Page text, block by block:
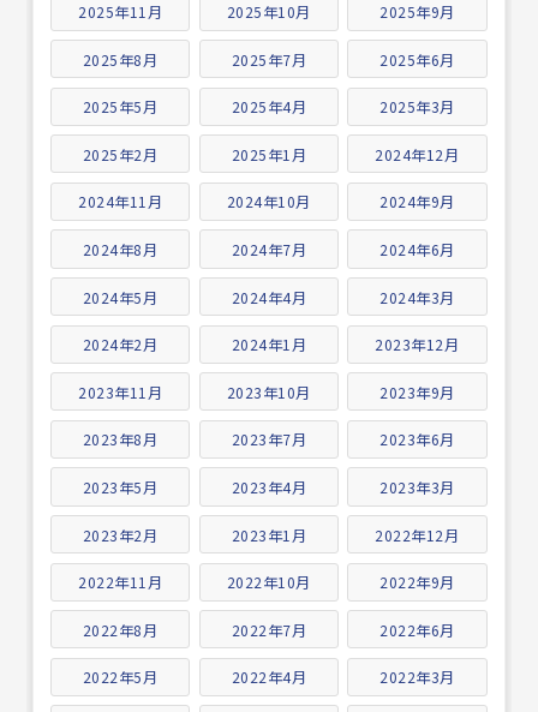
2025年11月 2025年10月 2025年9月
2025年8月 2025年7月 2025年6月
2025年5月 2025年4月 2025年3月
2025年2月 2025年1月 2024年12月
2024年11月 2024年10月 2024年9月
2024年8月 2024年7月 2024年6月
2024年5月 2024年4月 2024年3月
2024年2月 2024年1月 2023年12月
2023年11月 2023年10月 2023年9月
2023年8月 2023年7月 2023年6月
2023年5月 2023年4月 2023年3月
2023年2月 2023年1月 2022年12月
2022年11月 2022年10月 2022年9月
2022年8月 2022年7月 2022年6月
2022年5月 2022年4月 2022年3月